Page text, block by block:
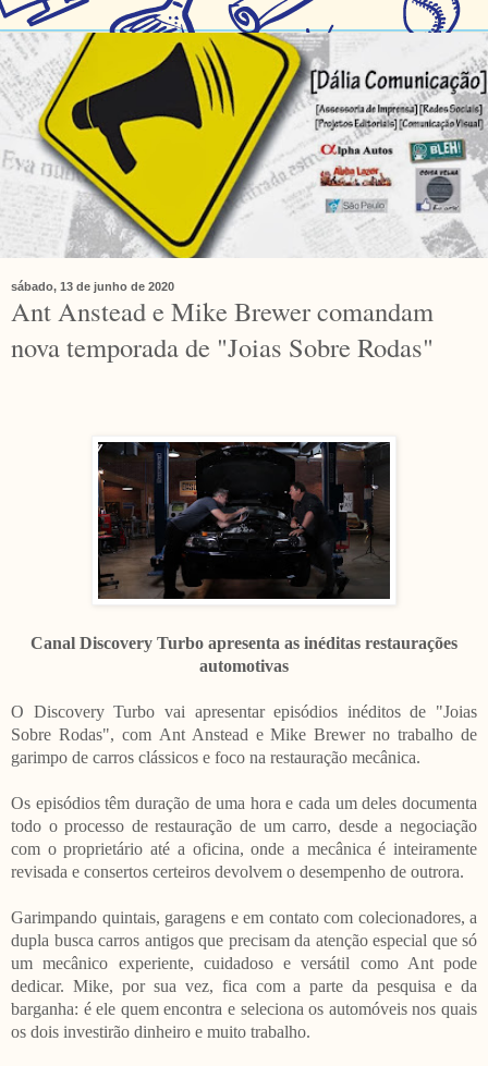
sábado, 13 de junho de 2020
Ant Anstead e Mike Brewer comandam
nova temporada de "Joias Sobre Rodas"
Canal Discovery Turbo apresenta as inéditas restaurações
automotivas
O Discovery Turbo vai apresentar episódios inéditos de "Joias
Sobre Rodas", com Ant Anstead e Mike Brewer no trabalho de
garimpo de carros clássicos e foco na restauração mecânica.
Os episódios têm duração de uma hora e cada um deles documenta
todo o processo de restauração de um carro, desde a negociação
com o proprietário até a oficina, onde a mecânica é inteiramente
revisada e consertos certeiros devolvem o desempenho de outrora.
Garimpando quintais, garagens e em contato com colecionadores, a
dupla busca carros antigos que precisam da atenção especial que só
um mecânico experiente, cuidadoso e versátil como Ant pode
dedicar. Mike, por sua vez, fica com a parte da pesquisa e da
barganha: é ele quem encontra e seleciona os automóveis nos quais
os dois investirão dinheiro e muito trabalho.